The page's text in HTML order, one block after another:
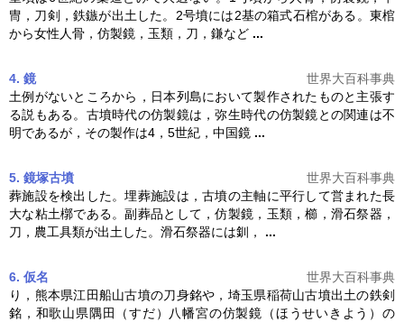
冑，刀剣，鉄鏃が出土した。2号墳には2基の箱式石棺がある。東棺
から女性人骨， 仿製鏡 ，玉類，刀，鎌など ...
4. 鏡
世界大百科事典
土例がないところから，日本列島において製作されたものと主張す
る説もある。古墳時代の仿製鏡は，弥生時代の仿製鏡との関連は不
明であるが，その製作は4，5世紀，中国鏡 ...
5. 鏡塚古墳
世界大百科事典
葬施設を検出した。埋葬施設は，古墳の主軸に平行して営まれた長
大な粘土槨である。副葬品として，仿製鏡 ，玉類，櫛，滑石祭器，
刀，農工具類が出土した。滑石祭器には釧， ...
6. 仮名
世界大百科事典
り，熊本県江田船山古墳の刀身銘や，埼玉県稲荷山古墳出土の鉄剣
銘，和歌山県隅田（すだ）八幡宮の仿製鏡 （ほうせいきよう）の